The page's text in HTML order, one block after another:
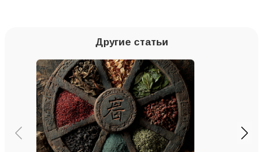
Другие статьи